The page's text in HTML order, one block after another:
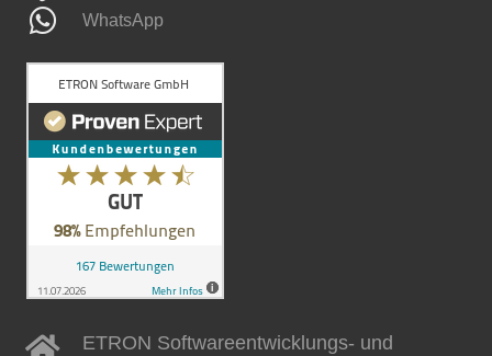
WhatsApp
ETRON Softwareentwicklungs- und